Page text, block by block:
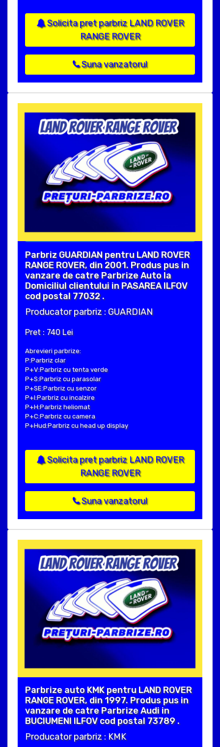
Solicita pret parbriz LAND ROVER
RANGE ROVER
Suna vanzatorul
Parbriz GUARDIAN pentru LAND ROVER
RANGE ROVER, din 2001. Produs pus in
vanzare de catre Parbrize Auto la
Domiciliul clientului in PASAREA ILFOV
cod postal 77032 .
Producator parbriz : GUARDIAN
Pret : 740 Lei
Abrevieri parbrize:
P:Parbriz clar
P+V:Parbriz cu tenta verde
P+S:Parbriz cu parasolar
P+SE:Parbriz cu senzor
P+I:Parbriz cu incalzire
P+H:Parbriz heliomat
P+C:Parbriz cu camera
P+Hud:Parbriz cu head up display
Solicita pret parbriz LAND ROVER
RANGE ROVER
Suna vanzatorul
Parbrize auto KMK pentru LAND ROVER
RANGE ROVER, din 1997. Produs pus in
vanzare de catre Parbrize Audi in
BUCIUMENI ILFOV cod postal 73789 .
Producator parbriz : KMK